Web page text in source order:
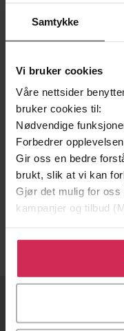
Samtykke
Vi bruker cookies
Våre nettsider
bruker cookies til:
Nødvendige
Forbedrer
Gir oss en bedre
brukt, slik at vi kan
Gjør det mulig for oss
kampanjer og tilbud
Klikk på «Godta
bruke cookies for
tilpasse ditt
259,-
Sindre Olafsrud